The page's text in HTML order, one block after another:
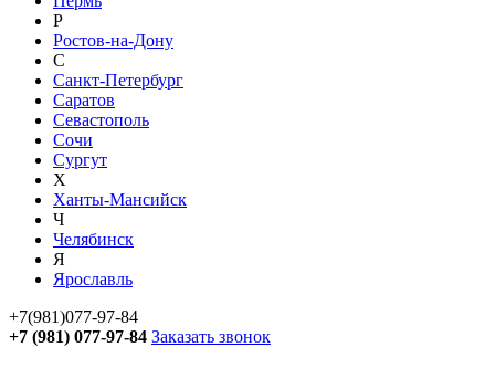
Р
Ростов-на-Дону
С
Санкт-Петербург
Саратов
Севастополь
Сочи
Сургут
Х
Ханты-Мансийск
Ч
Челябинск
Я
Ярославль
+7(981)077-97-84
+7 (981) 077-97-84 Заказать звонок